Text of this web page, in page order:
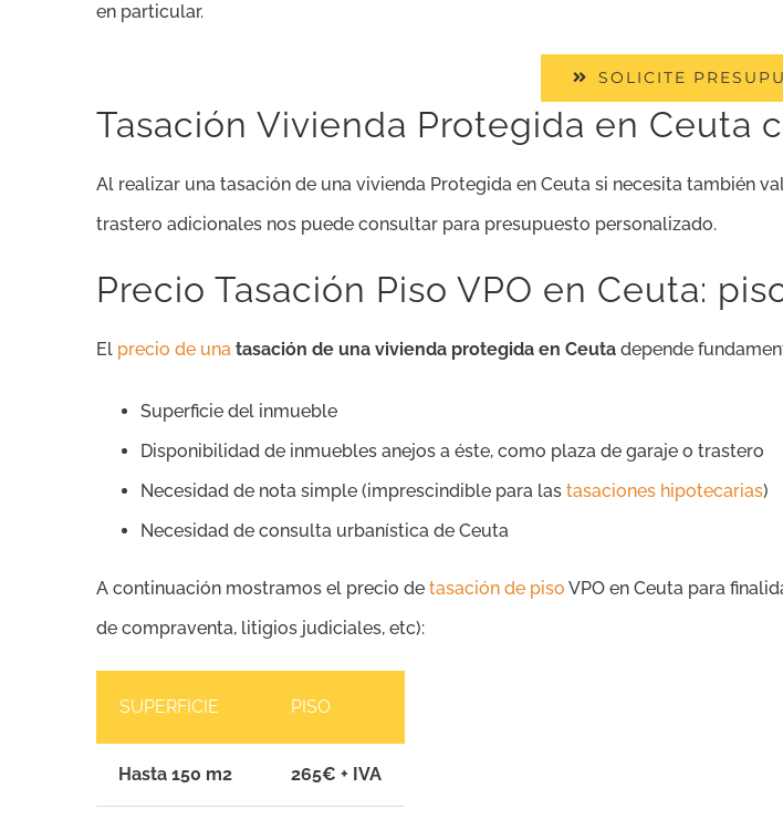
en particular.
SOLICITE
Tasación Vivienda Protegida en Ceuta
Al realizar una tasación de una vivienda Protegida en Ceuta si necesita también
trastero adicionales nos puede consultar para presupuesto personalizado.
Precio Tasación Piso VPO en Ceuta:
El precio de una tasación de una vivienda protegida en Ceuta depende
Superficie del inmueble
Disponibilidad de inmuebles anejos a éste, como plaza de garaje o trastero
Necesidad de nota simple (imprescindible para las tasaciones hipotecarias)
Necesidad de consulta urbanística de Ceuta
A continuación mostramos el precio de tasación de piso VPO en Ceuta para
de compraventa, litigios judiciales, etc):
SUPERFICIE PISO
Hasta 150 m2 265€ + IVA